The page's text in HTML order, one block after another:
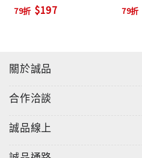
79折 $197 79折
關於誠品
合作洽談
誠品線上